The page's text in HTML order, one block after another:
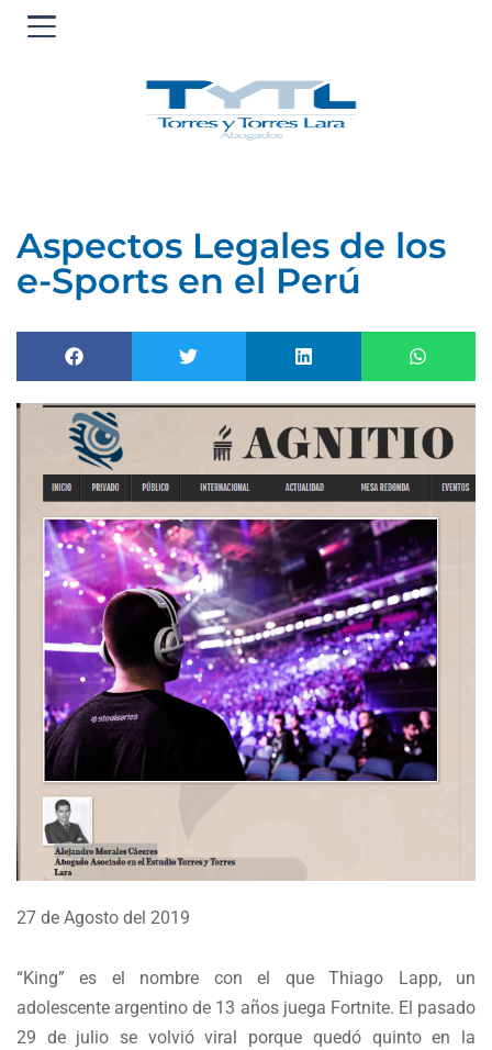
Aspectos Legales de los
e-Sports en el Perú
27 de Agosto del 2019
“King” es el nombre con el que Thiago Lapp, un
adolescente argentino de 13 años juega Fortnite. El pasado
29 de julio se volvió viral porque quedó quinto en la